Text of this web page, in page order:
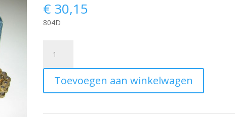
€ 30,15
804D
-
type
219
Toevoegen aan winkelwagen